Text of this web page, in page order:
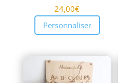
24,00€
Personnaliser